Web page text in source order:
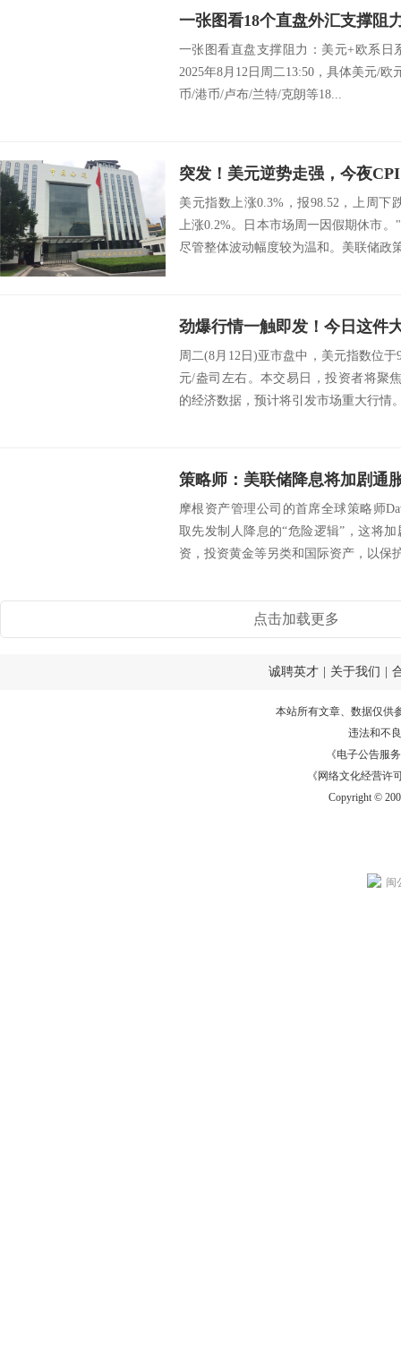
一张图看直盘支撑阻力：美元+欧系日
2025年8月12日周二13:50，具体美元/
币/港币/卢布/兰特/克朗等18...
突发！美元逆势走强，今夜
美元指数上涨0.3%，报98.52，上周下
上涨0.2%。日本市场周一因假期休市
尽管整体波动幅度较为温和。美联储政
周二(8月12日)亚市盘中，美元指数位
元/盎司左右。本交易日，投资者将聚
的经济数据，预计将引发市场重大行情
摩根资产管理公司的首席全球策略师
取先发制人降息的“危险逻辑”，这将
资，投资黄金等另类和国际资产，以保
点击加载更多
诚聘英才 关于我们
本站所有文章、数据仅供
违法和不
《电子公告服务
《网络文化经营许
Copyright ©
闽